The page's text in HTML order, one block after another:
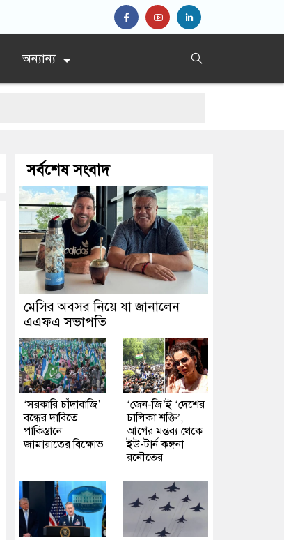
অন্যান্য
সর্বশেষ সংবাদ
মেসির অবসর নিয়ে যা জানালেন
এএফএ সভাপতি
‘সরকারি চাঁদাবাজি’
বন্ধের দাবিতে
পাকিস্তানে
জামায়াতের বিক্ষোভ
‘জেন-জি’ই ‘দেশের
চালিকা শক্তি’,
আগের মন্তব্য থেকে
ইউ-টার্ন কঙ্গনা
রনৌতের